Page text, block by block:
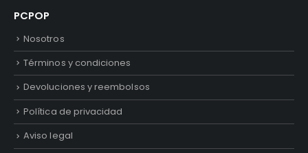
PCPOP
Nosotros
Términos y condiciones
Devoluciones y reembolsos
Política de privacidad
Aviso legal